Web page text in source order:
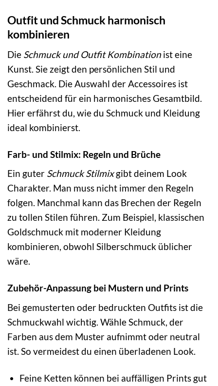
Outfit und Schmuck harmonisch
kombinieren
Die Schmuck und Outfit Kombinationist eine
Kunst. Sie zeigt den persönlichen Stil und
Geschmack. Die Auswahl der Accessoires ist
entscheidend für ein harmonisches Gesamtbild.
Hier erfährst du, wie du Schmuck und Kleidung
ideal kombinierst.
Farb- und Stilmix: Regeln und Brüche
Ein guter Schmuck Stilmixgibt deinem Look
Charakter. Man muss nicht immer den Regeln
folgen. Manchmal kann das Brechen der Regeln
zu tollen Stilen führen. Zum Beispiel, klassischen
Goldschmuck mit moderner Kleidung
kombinieren, obwohl Silberschmuck üblicher
wäre.
Zubehör-Anpassung bei Mustern und Prints
Bei gemusterten oder bedruckten Outfits ist die
Schmuckwahl wichtig. Wähle Schmuck, der
Farben aus dem Muster aufnimmt oder neutral
ist. So vermeidest du einen überladenen Look.
Feine Ketten können bei auffälligen Prints gut